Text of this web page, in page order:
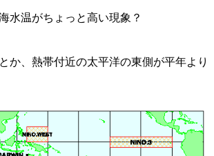
水温がちょっと高い現象？
か、熱帯付近の太平洋の東側が平年より